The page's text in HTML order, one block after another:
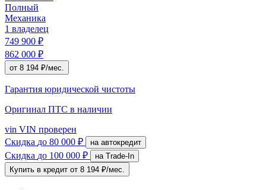
Полный
Механика
1 владелец
749 900 ₽
862 000 ₽
от 8 194 ₽/мес.
Гарантия юридической чистоты
Оригинал ПТС в наличии
vin VIN проверен
Скидка до 80 000 ₽ на автокредит
Скидка до 100 000 ₽
на Trade-In
Купить в кредит от 8 194 ₽/мес.